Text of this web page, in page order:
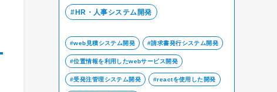
HR・人事システム開発
web見積システム開発 請求書発行システム開発
位置情報を利用したwebサービス開発
受発注管理システム開発 reactを使用した開発